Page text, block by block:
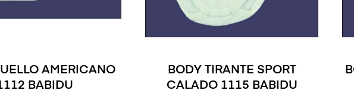
AMERICANO
BABIDU
BODY TIRANTE SPORT
CALADO 1115 BABIDU